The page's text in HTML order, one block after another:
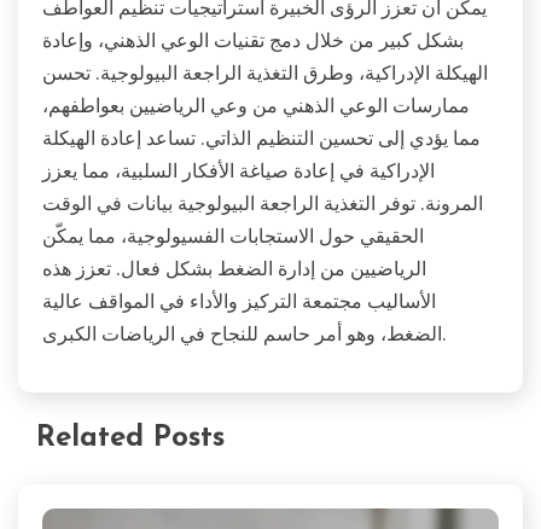
يمكن أن تعزز الرؤى الخبيرة استراتيجيات تنظيم العواطف
بشكل كبير من خلال دمج تقنيات الوعي الذهني، وإعادة
الهيكلة الإدراكية، وطرق التغذية الراجعة البيولوجية. تحسن
ممارسات الوعي الذهني من وعي الرياضيين بعواطفهم،
مما يؤدي إلى تحسين التنظيم الذاتي. تساعد إعادة الهيكلة
الإدراكية في إعادة صياغة الأفكار السلبية، مما يعزز
المرونة. توفر التغذية الراجعة البيولوجية بيانات في الوقت
الحقيقي حول الاستجابات الفسيولوجية، مما يمكّن
الرياضيين من إدارة الضغط بشكل فعال. تعزز هذه
الأساليب مجتمعة التركيز والأداء في المواقف عالية
الضغط، وهو أمر حاسم للنجاح في الرياضات الكبرى.
Related Posts